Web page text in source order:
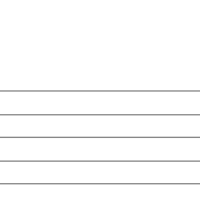
i molt més als